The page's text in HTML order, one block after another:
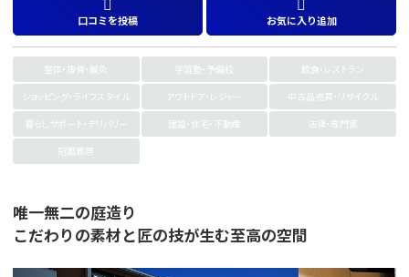
口コミを投稿 お気に入り追加
整体・接骨・鍼灸 学習塾・予備校
飲食・レストラン
ショッピング・ライフスタイル
アウトドア・レジャー
中古品売買・リサイクル
暮らしサポート・デリバリー
建設・住宅・不動産
法律・専門家
冠婚葬祭
唯一無二の庭造り
こだわりの素材と匠の技が生む至高の空間